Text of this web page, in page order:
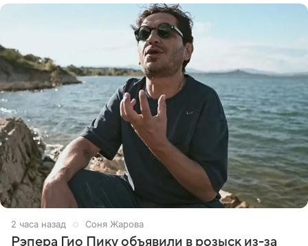
2 часа назад Соня Жарова
Рэпера Гио Пику объявили в розыск из-за